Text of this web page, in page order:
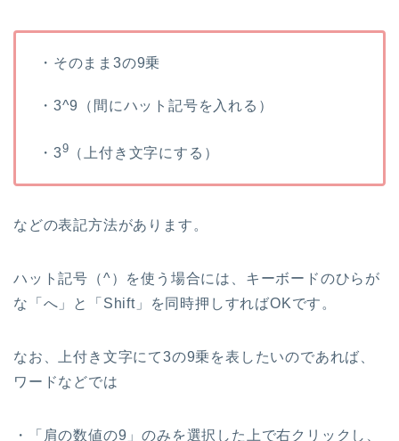
・そのまま3の9乗
・3^9（間にハット記号を入れる）
・39 （上付き文字にする）
などの表記方法があります。
ハット記号（^）を使う場合には、キーボードのひらが
な「へ」と「Shift」を同時押しすればOKです。
なお、上付き文字にて3の9乗を表したいのであれば、
ワードなどでは
・「肩の数値の9」のみを選択した上で右クリックし、